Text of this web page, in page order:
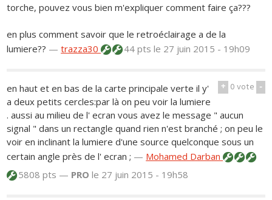
torche, pouvez vous bien m'expliquer comment faire ça???
en plus comment savoir que le retroéclairage a de la
lumiere?? —trazza30 44 ptsle 27 juin 2015 - 19h09
+ 0vote -
en haut et en bas de la carte principale verte il y'
a deux petits cercles:par là on peu voir la lumiere
. aussi au milieu de l' ecran vous avez le message " aucun
signal " dans un rectangle quand rien n'est branché ; on peu le
voir en inclinant la lumiere d'une source quelconque sous un
certain angle près de l' ecran ; — Mohamed Darban
5808 pts — PRO le 27 juin 2015 - 19h58